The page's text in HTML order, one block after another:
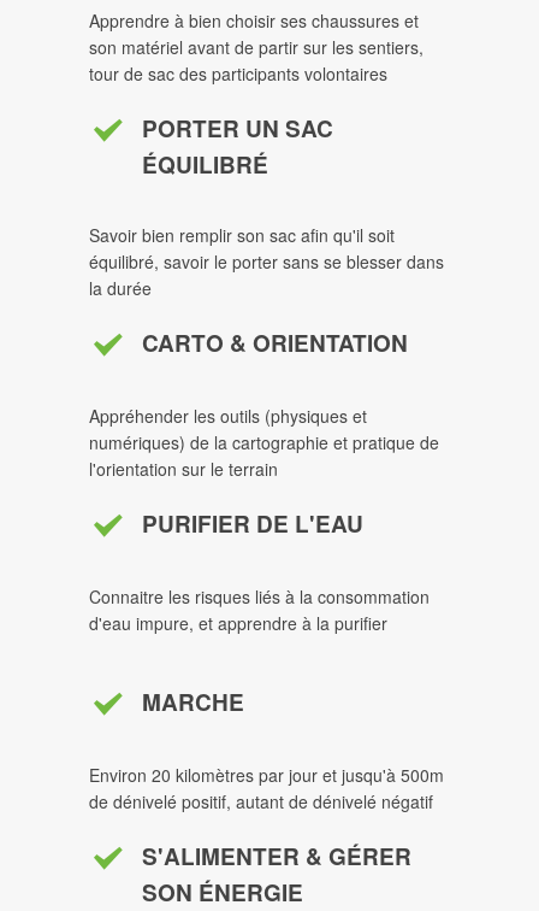
Apprendre à bien choisir ses chaussures et
son matériel avant de partir sur les sentiers,
tour de sac des participants volontaires
PORTER UN SAC
ÉQUILIBRÉ
Savoir bien remplir son sac afin qu'il soit
équilibré, savoir le porter sans se blesser dans
la durée
CARTO & ORIENTATION
Appréhender les outils (physiques et
numériques) de la cartographie et pratique de
l'orientation sur le terrain
PURIFIER DE L'EAU
Connaitre les risques liés à la consommation
d'eau impure, et apprendre à la purifier
MARCHE
Environ 20 kilomètres par jour et jusqu'à 500m
de dénivelé positif, autant de dénivelé négatif
S'ALIMENTER & GÉRER
SON ÉNERGIE